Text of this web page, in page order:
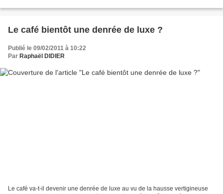
Le café bientôt une denrée de luxe ?
Publié le 09/02/2011 à 10:22
Par Raphaël DIDIER
Le café va-t-il devenir une denrée de luxe au vu de la hausse vertigineuse